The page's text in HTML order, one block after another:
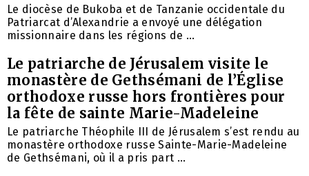
Le diocèse de Bukoba et de Tanzanie occidentale du
Patriarcat d’Alexandrie a envoyé une délégation
missionnaire dans les régions de ...
Le patriarche de Jérusalem visite le
monastère de Gethsémani de l’Église
orthodoxe russe hors frontières pour
la fête de sainte Marie-Madeleine
Le patriarche Théophile III de Jérusalem s’est rendu au
monastère orthodoxe russe Sainte-Marie-Madeleine
de Gethsémani, où il a pris part ...